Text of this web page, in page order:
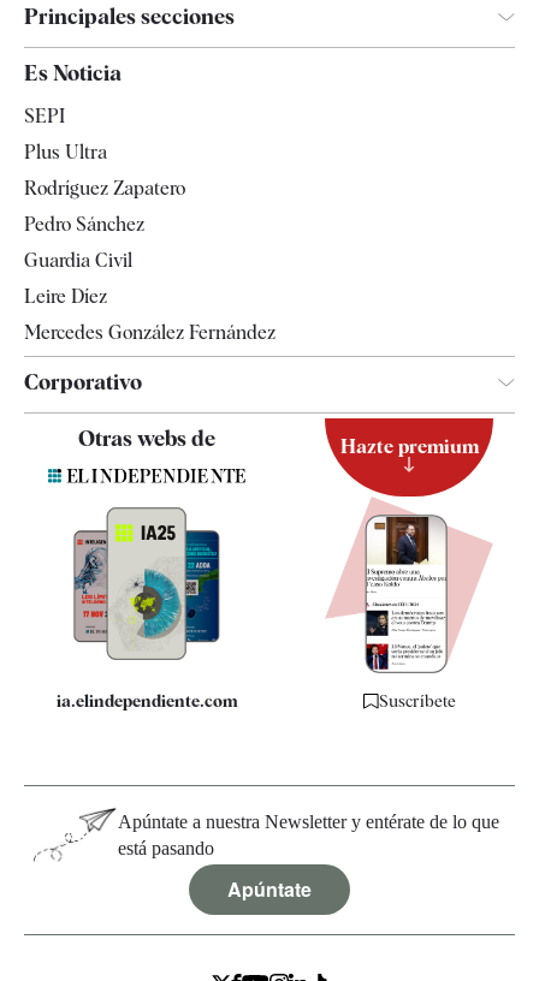
Principales secciones
España
Televisión
Es Noticia
SEPI
Plus Ultra
Rodríguez Zapatero
Pedro Sánchez
Guardia Civil
Leire Díez
Mercedes González Fernández
Corporativo
Contacto
Quiénes somos
Especificaciones
Otras webs de
ia.elindependiente.com
Hazte premium
Suscríbete
Apúntate a nuestra Newsletter y entérate de lo que
está pasando
Apúntate